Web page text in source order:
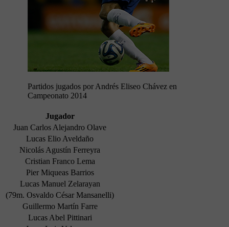
Partidos jugados por Andrés Eliseo Chávez en
Campeonato 2014
Jugador
Juan Carlos Alejandro Olave
Lucas Elio Aveldaño
Nicolás Agustín Ferreyra
Cristian Franco Lema
Pier Miqueas Barrios
Lucas Manuel Zelarayan
(79m. Osvaldo César Mansanelli)
Guillermo Martín Farre
Lucas Abel Pittinari